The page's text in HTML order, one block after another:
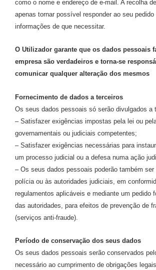
como o nome e endereço de e-mail. A recolha
apenas tornar possível responder ao seu pedido
informações de que necessitar.
O Utilizador garante que os dados pessoais
empresa são verdadeiros e torna-se
comunicar qualquer alteração dos mesmos
Fornecimento de dados a terceiros
Os seus dados pessoais só serão divulgados a
– Satisfazer exigências impostas pela lei ou
governamentais ou judiciais competentes;
– Satisfazer exigências necessárias para
um processo judicial ou a defesa numa ação
– Os seus dados pessoais poderão também
polícia ou às autoridades judiciais, em
regulamentos aplicáveis e mediante um pedido
das autoridades, para efeitos de prevenção de
(serviços anti-fraude).
Período de conservação dos seus dados
Os seus dados pessoais serão conservados
necessário ao cumprimento de obrigações